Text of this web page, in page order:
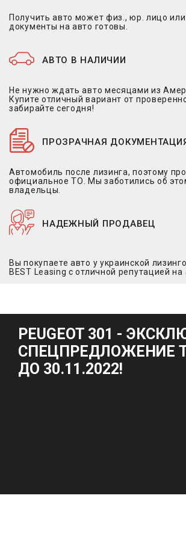
Получить авто может физ., юр. лицо
документы на авто готовы.
АВТО В НАЛИЧИИ
Не нужно ждать авто месяцами из
Купите отличный вариант от
забирайте сегодня!
ПРОЗРАЧНАЯ
Автомобиль после лизинга, поэтому
официальное ТО. Мы заботились об
владельцы.
НАДЕЖНЫЙ ПРОДАВЕЦ
Вы покупаете авто у украинской
BEST Leasing с отличной репутацией на
PEUGEOT 301 -
СПЕЦПРЕДЛОЖЕНИЕ
ДО 30.11.2022!